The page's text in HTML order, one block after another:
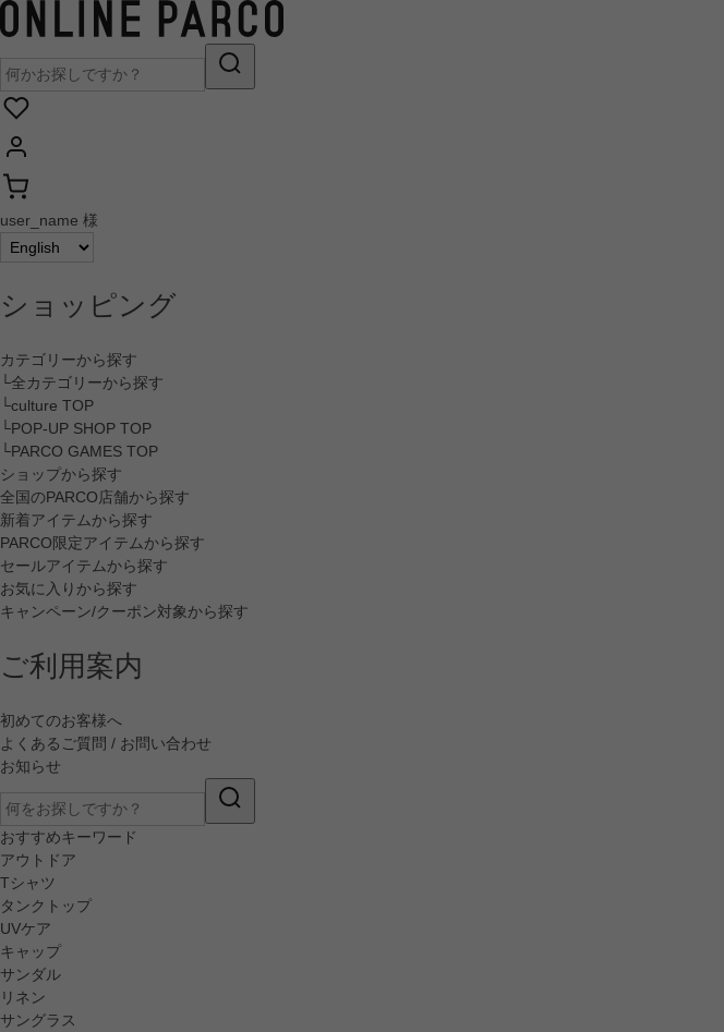
user_name 様
ショッピング
カテゴリーから探す
└全カテゴリーから探す
└culture TOP
└POP-UP SHOP TOP
└PARCO GAMES TOP
ショップから探す
全国のPARCO店舗から探す
新着アイテムから探す
PARCO限定アイテムから探す
セールアイテムから探す
お気に入りから探す
キャンペーン/クーポン対象から探す
ご利用案内
初めてのお客様へ
よくあるご質問 / お問い合わせ
お知らせ
おすすめキーワード
アウトドア
Tシャツ
タンクトップ
UVケア
キャップ
サンダル
リネン
サングラス